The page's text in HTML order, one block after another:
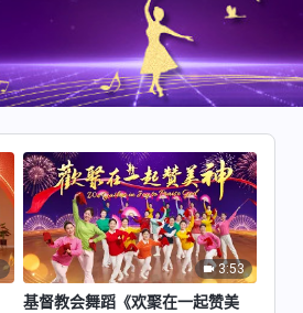
3:53
基督教会舞蹈《欢聚在一起赞美